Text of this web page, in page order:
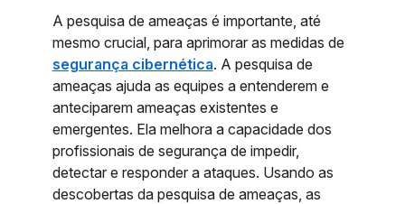
A pesquisa de ameaças é importante, até
mesmo crucial, para aprimorar as medidas de
segurança cibernética. A pesquisa de
ameaças ajuda as equipes a entenderem e
anteciparem ameaças existentes e
emergentes. Ela melhora a capacidade dos
profissionais de segurança de impedir,
detectar e responder a ataques. Usando as
descobertas da pesquisa de ameaças, as